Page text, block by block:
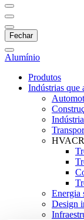
Fechar
Alumínio
Produtos
Indústrias que
HVACR
Energia
Design